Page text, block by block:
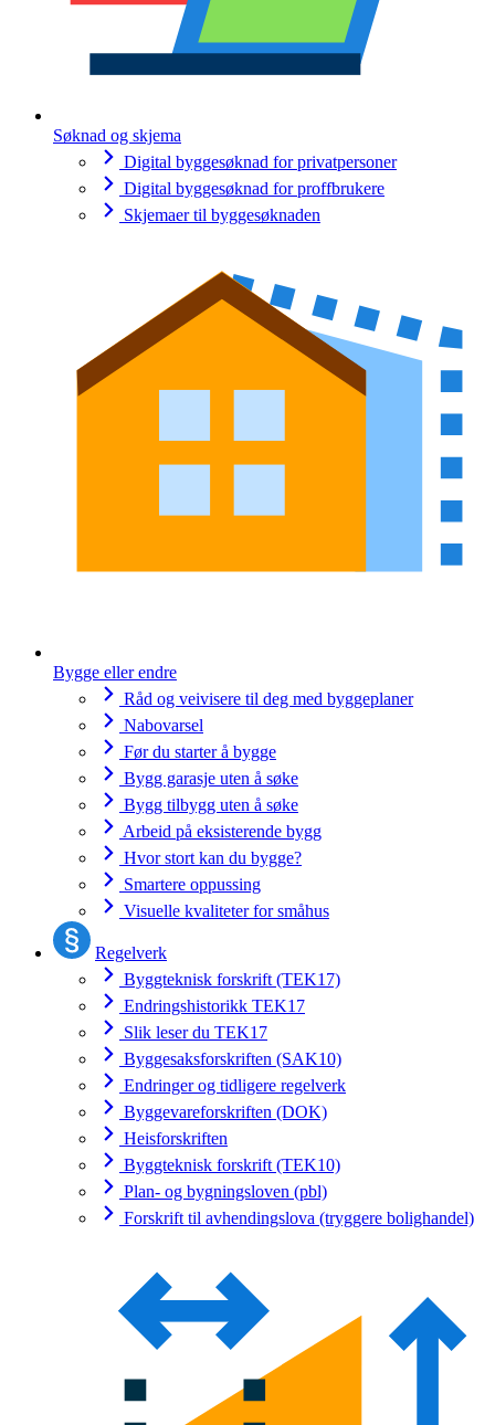
Søknad og skjema
Digital byggesøknad for privatpersoner
Digital byggesøknad for proffbrukere
Skjemaer til byggesøknaden
Bygge eller endre
Råd og veivisere til deg med byggeplaner
Nabovarsel
Før du starter å bygge
Bygg garasje uten å søke
Bygg tilbygg uten å søke
Arbeid på eksisterende bygg
Hvor stort kan du bygge?
Smartere oppussing
Visuelle kvaliteter for småhus
Regelverk
Byggteknisk forskrift (TEK17)
Endringshistorikk TEK17
Slik leser du TEK17
Byggesaksforskriften (SAK10)
Endringer og tidligere regelverk
Byggevareforskriften (DOK)
Heisforskriften
Byggteknisk forskrift (TEK10)
Plan- og bygningsloven (pbl)
Forskrift til avhendingslova (tryggere bolighandel)